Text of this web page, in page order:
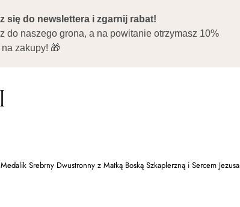
Medalik Srebrny Dwustronny z Matką Boską Szkaplerzną i Sercem Jezusa